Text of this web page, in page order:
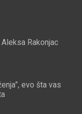
Aleksa Rakonjac
evo šta vas